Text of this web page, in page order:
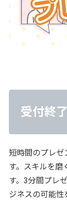
受付終
短時間のプレ
す。スキルを磨
す。3分間プレ
ジネスの可能性